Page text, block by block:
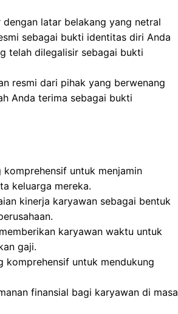
latar belakang yang netral
sebagai bukti identitas diri Anda
telah dilegalisir sebagai bukti
resmi dari pihak yang berwenang
Anda terima sebagai bukti
komprehensif untuk menjamin
keluarga mereka.
kinerja karyawan sebagai bentuk
karyawan waktu untuk
gaji.
komprehensif untuk mendukung
finansial bagi karyawan di masa